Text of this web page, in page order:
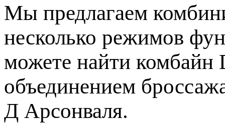
Мы предлагаем
несколько режимов
можете найти комбайн
объединением
Д Арсонваля.